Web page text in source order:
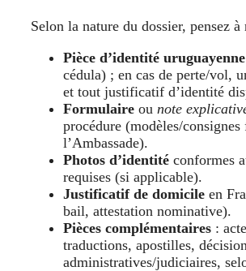
Selon la nature du dossier, pensez à
Pièce d’identité uruguayenne
cédula) ; en cas de perte/vol,
et tout justificatif d’identité
Formulaire ou note
procédure (modèles/
l’Ambassade).
Photos d’identité conformes
requises (si applicable).
Justificatif de domicile en
bail, attestation nominative).
Pièces complémentaires :
traductions, apostilles,
administratives/judiciaires,